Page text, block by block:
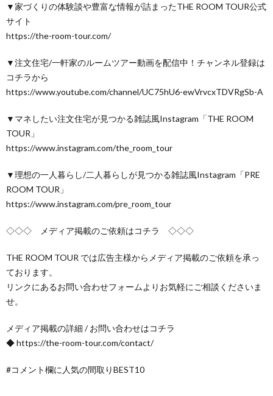
▼家づくりの体験談や豊富な情報が詰まったTHE ROOM TOUR公式
サイト
https://the-room-tour.com/
▼注文住宅/一軒家のルームツアー動画を配信中！チャンネル登録は
コチラから
https://www.youtube.com/channel/UC75hU6-ewVrvcxTDVRgSb-A
▼マネしたい注文住宅が見つかる雑誌風Instagram「THE ROOM
TOUR」
https://www.instagram.com/the_room_tour
▼理想の一人暮らし/二人暮らしが見つかる雑誌風Instagram「PRE
ROOM TOUR」
https://www.instagram.com/pre_room_tour
◇◇◇ メディア掲載のご依頼はコチラ ◇◇◇
THE ROOM TOUR では広告主様からメディア掲載のご依頼を承っ
ております。
リンクにあるお問い合わせフォームよりお気軽にご相談くださいま
せ。
メディア掲載の詳細 / お問い合わせはコチラ
◆ https://the-room-tour.com/contact/
#コメント欄に人気の間取りBEST10